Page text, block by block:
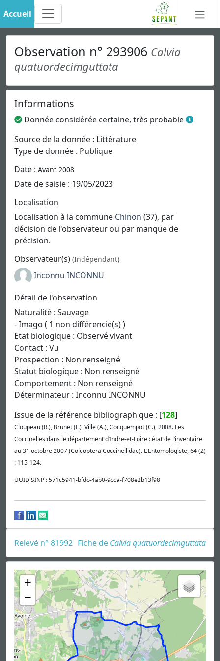
Accueil
Observation n° 293906 Calvia
quatuordecimguttata
Informations
Donnée considérée certaine, très probable
Source de la donnée : Littérature
Type de donnée : Publique
Date : Avant 2008
Date de saisie : 19/05/2023
Localisation
Localisation à la commune Chinon (37), par
décision de l'observateur ou par manque de
précision.
Observateur(s) (Indépendant)
Inconnu INCONNU
Détail de l'observation
Naturalité : Sauvage
- Imago ( 1 non différencié(s) )
Etat biologique : Observé vivant
Contact : Vu
Prospection : Non renseigné
Statut biologique : Non renseigné
Comportement : Non renseigné
Déterminateur : Inconnu INCONNU
Issue de la référence bibliographique : [128]
Cloupeau (R.), Brunet (F.), Ville (A.), Cocquempot (C.), 2008. Les
Coccinelles dans le département d’Indre-et-Loire : état de l’inventaire
au 31 octobre 2007 (Coleoptera Coccinellidae). L'Entomologiste, 64 (2)
: 115-124.
UUID SINP : 571c5941-bfdc-4ab0-9cca-f708e2b13f98
Fiche de Calvia quatuordecimguttata
Relevé n° 81992
+
−